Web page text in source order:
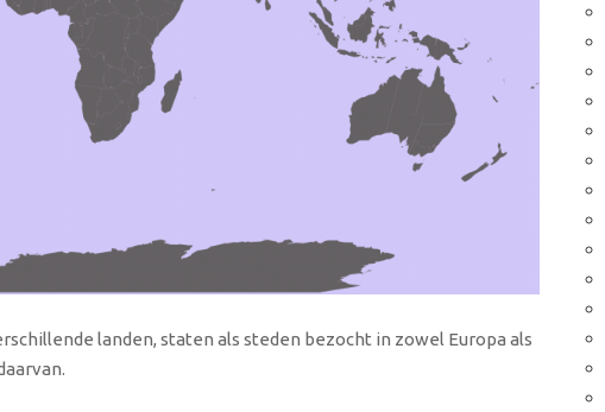
landen, staten als steden bezocht in zowel Europa als